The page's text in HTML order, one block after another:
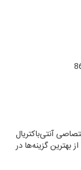
آنتی‌باکتریال
گزینه‌ها در